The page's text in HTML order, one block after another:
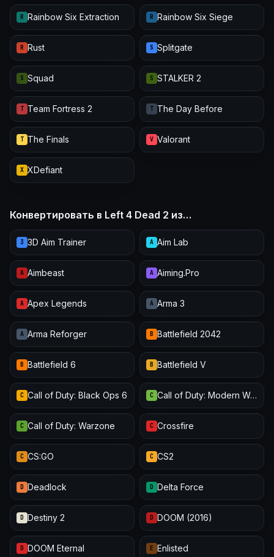
R Rainbow Six Extraction R Rainbow Six Siege
R Rust S Splitgate
S Squad S STALKER 2
T Team Fortress 2 T The Day Before
T The Finals V Valorant
X XDefiant
Конвертировать в Left 4 Dead 2 из…
3 3D Aim Trainer A Aim Lab
A Aimbeast A Aiming.Pro
A Apex Legends A Arma 3
A Arma Reforger B Battlefield 2042
B Battlefield 6 B Battlefield V
C Call of Duty: Black Ops 6 C Call of Duty: Modern Warfare III
C Call of Duty: Warzone C Crossfire
C CS:GO C CS2
D Deadlock D Delta Force
D Destiny 2 D DOOM (2016)
D DOOM Eternal E Enlisted